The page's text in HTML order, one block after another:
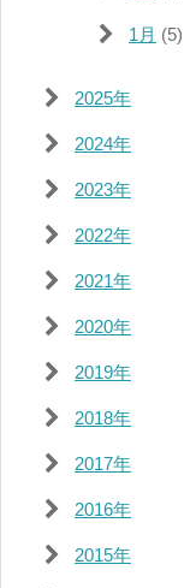
1月 (5)
2025年
2024年
2023年
2022年
2021年
2020年
2019年
2018年
2017年
2016年
2015年